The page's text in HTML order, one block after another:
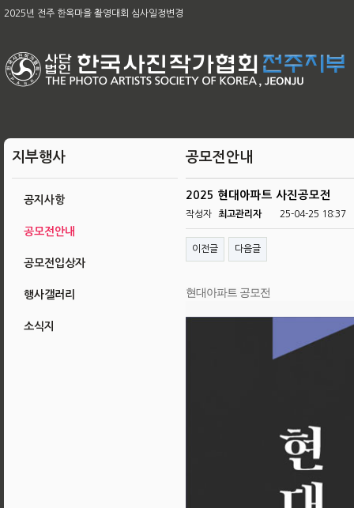
[공지]2026아름다운 전주 관광사진 공모전 & 제49회 전주 전국사진 공모전
제63회 전국회원작품 지상전 심사결과
[공지]2025 전주한옥마을촬영대회작품심사결과
제65차 본부 정기총회 결과
지부행사
공지사항
공모전안내
공모전입상자
행사갤러리
소식지
공모전안내
2025 현대아파트 사진공모전
작성자 최고관리자 25-04-25 18:37
이전글 다음글
현대아파트 공모전